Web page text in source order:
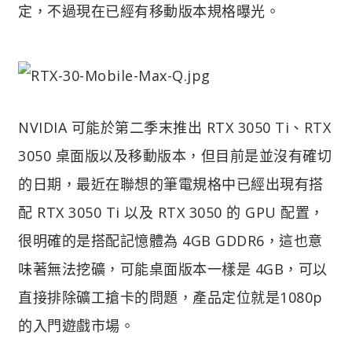
定，不過現在已經有移動版本規格曝光。
NVIDIA 可能於第二季末推出 RTX 3050 Ti、RTX
3050 桌面版以及移動版本，但目前是並沒有確切
的日期，最近在聯想的筆電規格中已經出現有搭
配 RTX 3050 Ti 以及 RTX 3050 的 GPU 配置，
很明確的是搭配記憶體為 4GB GDDR6，這也意
味著無法挖礦，可能桌面版本一樣是 4GB，可以
直接排除礦工搶卡的問題，產品定位就是1080p
的入門遊戲市場。